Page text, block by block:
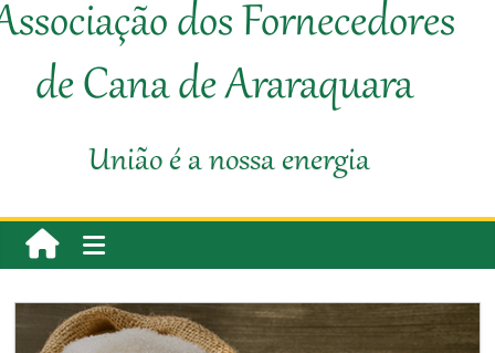
Associação
Fornecedores
dos Fornecedores
de Cana de Araraquara
União é a nossa energia